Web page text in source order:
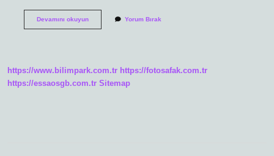
Devamını okuyunAçelya
Yorum Bırak
https://www.bilimpark.com.tr https://fotosafak.com.tr
https://essaosgb.com.tr Sitemap